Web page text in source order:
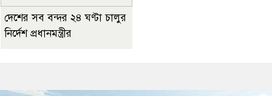
দেশের সব বন্দর ২৪ ঘণ্টা চালুর
নির্দেশ প্রধানমন্ত্রীর